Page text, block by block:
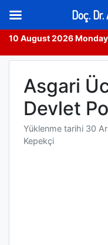
10 August 2026 Monday
Skip
contentAsgari
Devlet
Yüklenme tarihi 30
Kepekçi
Doç.